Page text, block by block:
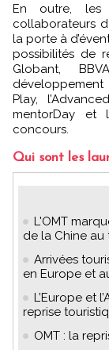
En outre,
collaborateurs
la porte à
possibilités de
Globant,
Play,
mentorDay et
concours.
Qui sont les
L'OMT
de la Chine au
Arrivées
en Europe et
L’Europe et
reprise
OMT : la